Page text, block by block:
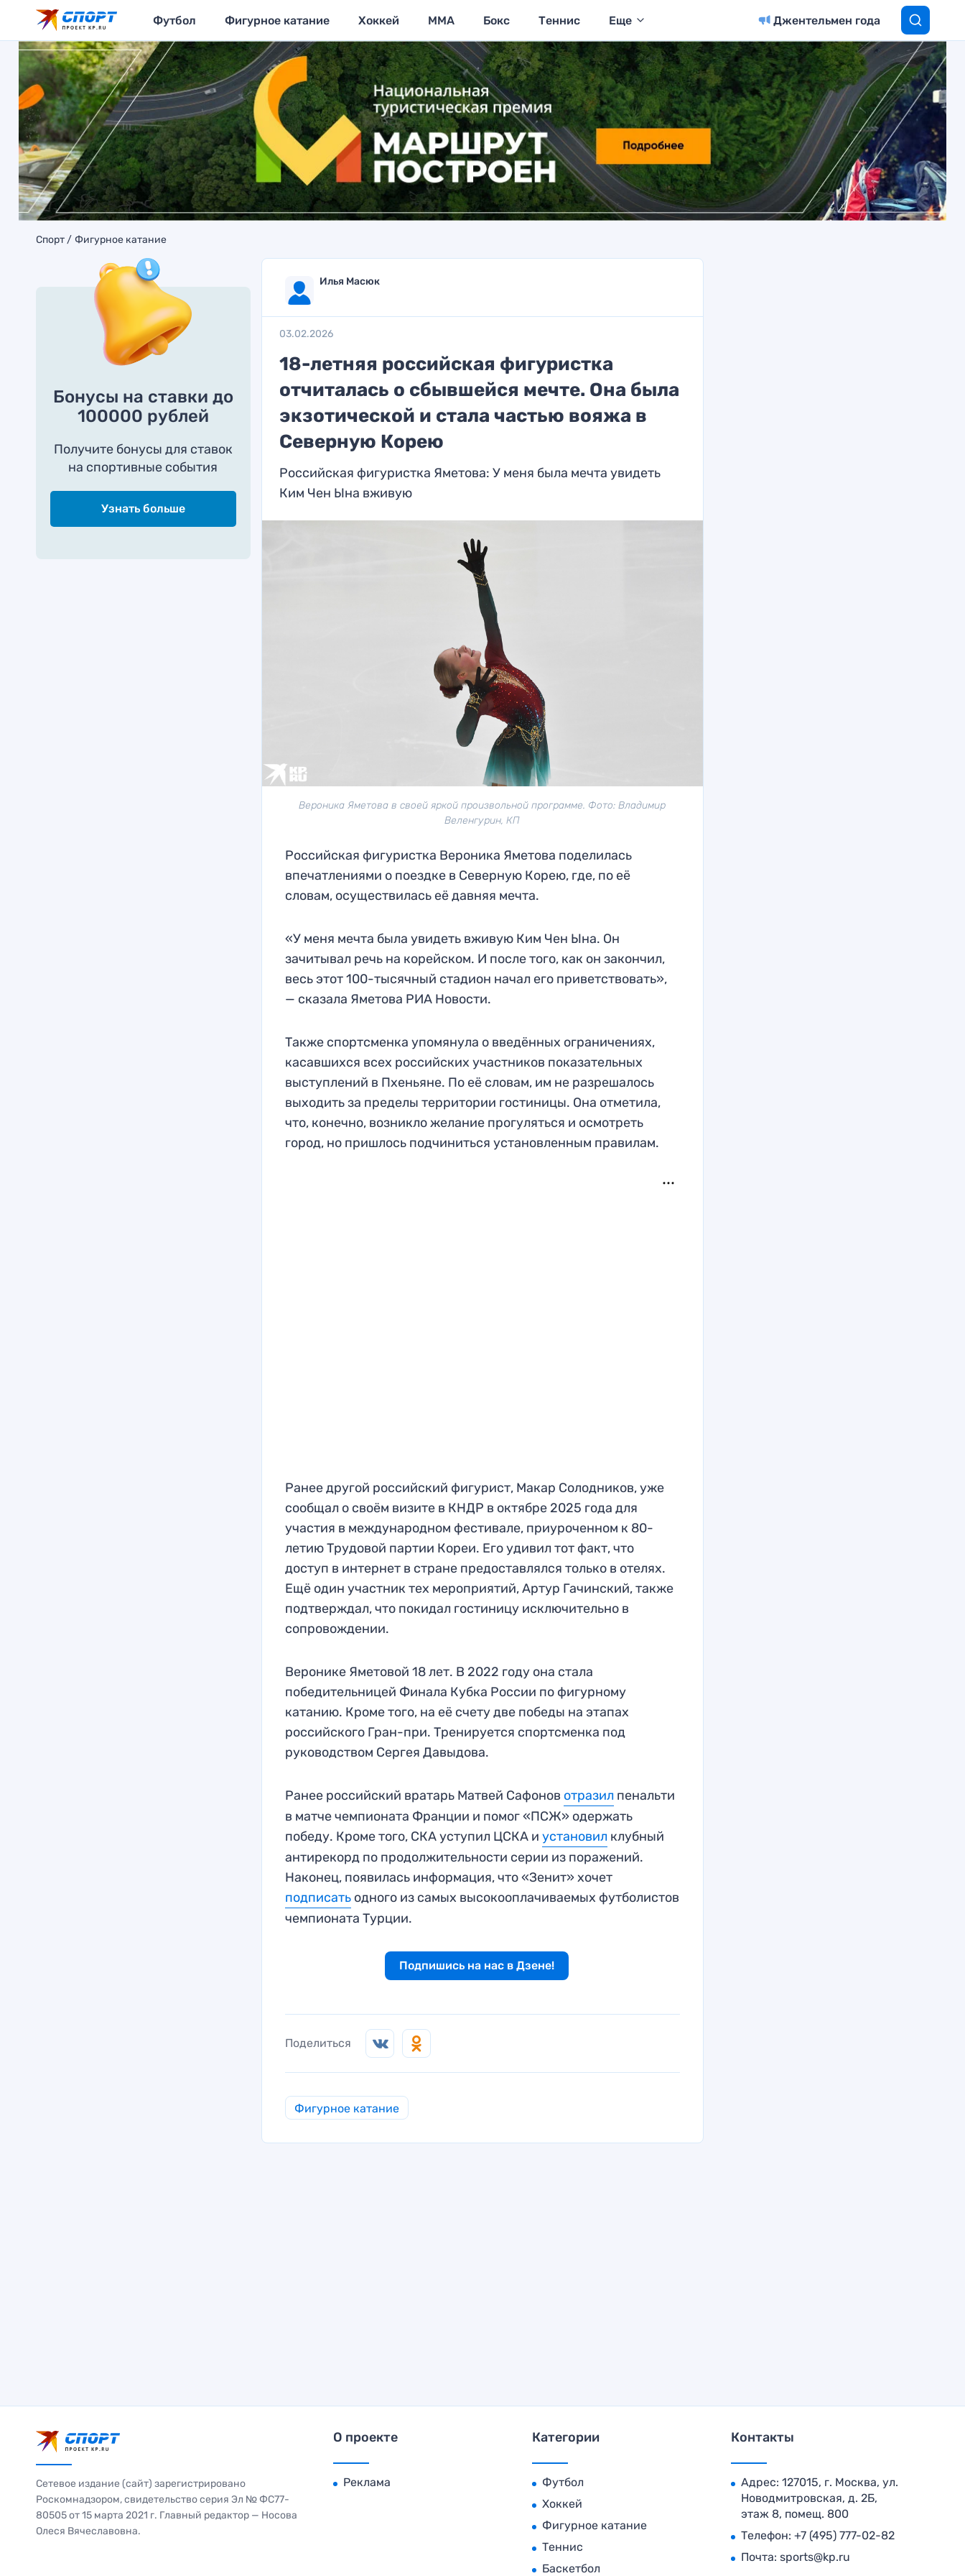
Футбол Фигурное катание Хоккей MMA Бокс Теннис Еще Джентельмен года
Спорт Фигурное катание
Бонусы на ставки до
100000 рублей
Получите бонусы для ставок
на спортивные события
Узнать больше
Илья Масюк
03.02.2026
18-летняя российская фигуристка
отчиталась о сбывшейся мечте. Она была
экзотической и стала частью вояжа в
Северную Корею
Российская фигуристка Яметова: У меня была мечта увидеть
Ким Чен Ына вживую
Вероника Яметова в своей яркой произвольной программе. Фото: Владимир
Веленгурин, КП
Российская фигуристка Вероника Яметова поделилась
впечатлениями о поездке в Северную Корею, где, по её
словам, осуществилась её давняя мечта.
«У меня мечта была увидеть вживую Ким Чен Ына. Он
зачитывал речь на корейском. И после того, как он закончил,
весь этот 100-тысячный стадион начал его приветствовать»,
— сказала Яметова РИА Новости.
Также спортсменка упомянула о введённых ограничениях,
касавшихся всех российских участников показательных
выступлений в Пхеньяне. По её словам, им не разрешалось
выходить за пределы территории гостиницы. Она отметила,
что, конечно, возникло желание прогуляться и осмотреть
город, но пришлось подчиниться установленным правилам.
Ранее другой российский фигурист, Макар Солодников, уже
сообщал о своём визите в КНДР в октябре 2025 года для
участия в международном фестивале, приуроченном к 80-
летию Трудовой партии Кореи. Его удивил тот факт, что
доступ в интернет в стране предоставлялся только в отелях.
Ещё один участник тех мероприятий, Артур Гачинский, также
подтверждал, что покидал гостиницу исключительно в
сопровождении.
Веронике Яметовой 18 лет. В 2022 году она стала
победительницей Финала Кубка России по фигурному
катанию. Кроме того, на её счету две победы на этапах
российского Гран-при. Тренируется спортсменка под
руководством Сергея Давыдова.
Ранее российский вратарь Матвей Сафонов отразил пенальти
в матче чемпионата Франции и помог «ПСЖ» одержать
победу. Кроме того, СКА уступил ЦСКА иустановил клубный
антирекорд по продолжительности серии из поражений.
Наконец, появилась информация, что «Зенит» хочет
подписать одного из самых высокооплачиваемых футболистов
чемпионата Турции.
Подпишись на нас в Дзене!
Поделиться
Фигурное катание
Сетевое издание (сайт) зарегистрировано
Роскомнадзором, свидетельство серия Эл № ФС77-
80505 от 15 марта 2021 г. Главный редактор — Носова
Олеся Вячеславовна.
О проекте
Реклама
Категории
Футбол
Хоккей
Фигурное катание
Теннис
Баскетбол
Контакты
Адрес: 127015, г. Москва, ул.
Новодмитровская, д. 2Б,
этаж 8, помещ. 800
Телефон: +7 (495) 777-02-82
Почта: sports@kp.ru